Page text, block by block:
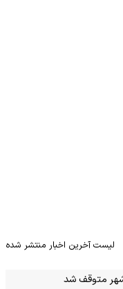
لیست آخرین اخبار منتشر شده